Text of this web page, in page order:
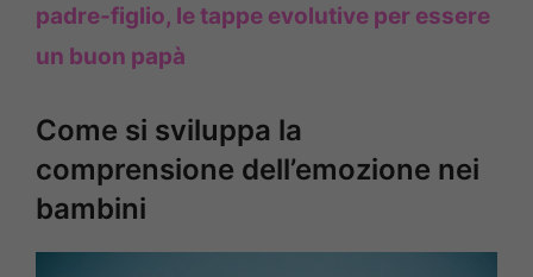
padre-figlio, le tappe evolutive per essere
un buon papà
Come si sviluppa la
comprensione dell’emozione nei
bambini